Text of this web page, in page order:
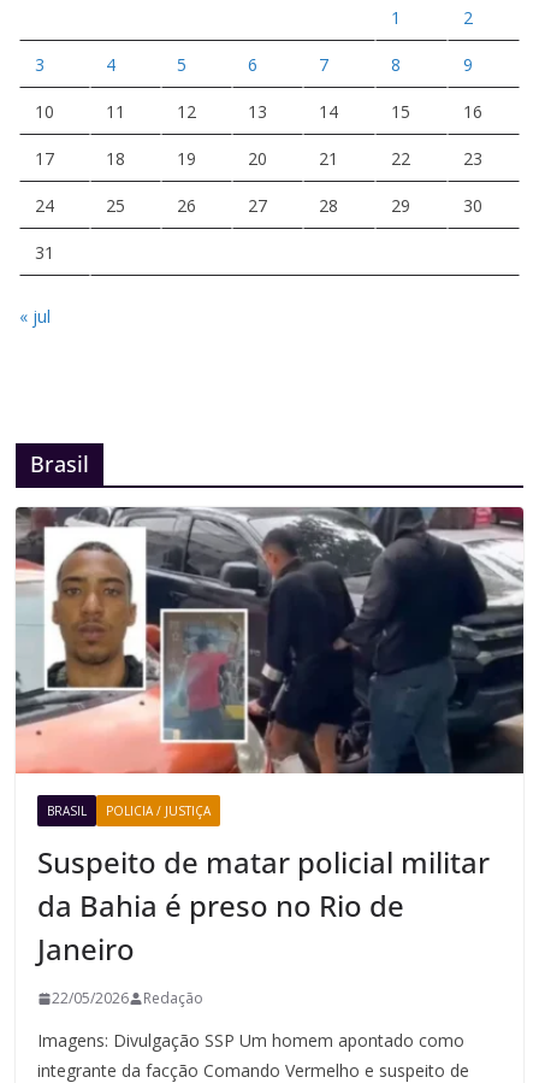
1 2
3 4 5 6 7 8 9
10 11 12 13 14 15 16
17 18 19 20 21 22 23
24 25 26 27 28 29 30
31
« jul
Brasil
BRASIL POLICIA / JUSTIÇA
Suspeito de matar policial militar
da Bahia é preso no Rio de
Janeiro
22/05/2026 Redação
Imagens: Divulgação SSP Um homem apontado como
integrante da facção Comando Vermelho e suspeito de